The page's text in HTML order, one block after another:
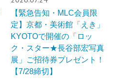
【緊急告知・MLC会員限
定】京都・美術館「えき」
KYOTOで開催の「ロッ
ク・スター★長谷部宏写真
展」ご招待券プレゼント！
【7/28締切】